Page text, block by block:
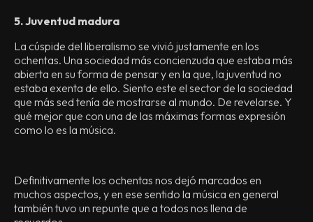
5. Juventud madura
La cúspide del liberalismo se vivió justamente en los
ochentas. Una sociedad más concienzuda que estaba más
abierta en su forma de pensar y en la que, la juventud no
estaba exenta de ello. Siento este el sector de la sociedad
que más sed tenía de mostrarse al mundo. De revelarse. Y
qué mejor que con una de las máximas formas expresión
como lo es la música.
Definitivamente los ochentas nos dejó marcados en
muchos aspectos, y en ese sentido la música en general
también tuvo un repunte que a todos nos llena de